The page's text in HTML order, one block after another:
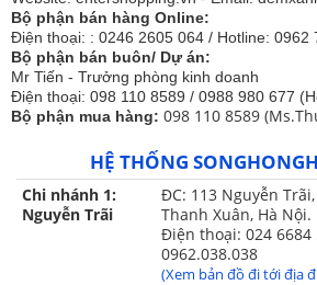
Bộ phận bán hàng Online:
Điện thoại: : 0246 2605 064 / Hotline: 0962
Bộ phận bán buôn/ Dự án:
Mr Tiến - Trưởng phòng kinh doanh
Điện thoại: 098 110 8589 / 0988 980 677
Bộ phận mua hàng: 098 110 8589
HỆ THỐNG
Chi nhánh 1:
Nguyễn Trãi
ĐC: 113 Nguyễn
Thanh Xuân, Hà Nội.
Điện thoại: 024 6684
0962.038.038
(Xem bản đồ đi tới địa